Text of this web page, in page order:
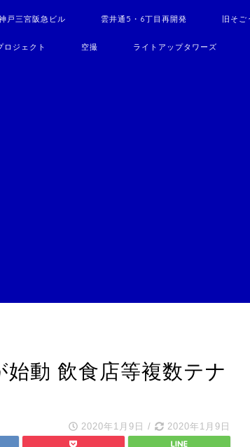
戸三宮阪急ビル 雲井通5・6丁目再開発 旧そ
ロジェクト 空撮 ライトアップタワーズ
動 飲食店等複数テナ
2020年1月9日 / 2020年1月9日